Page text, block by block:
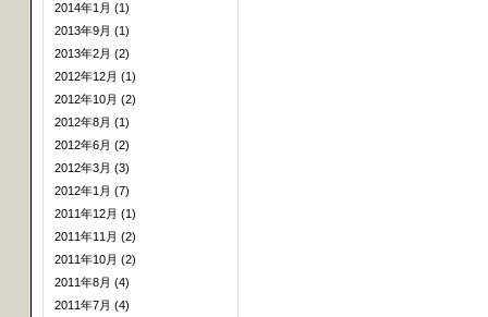
2014年1月 (1)
2013年9月 (1)
2013年2月 (2)
2012年12月 (1)
2012年10月 (2)
2012年8月 (1)
2012年6月 (2)
2012年3月 (3)
2012年1月 (7)
2011年12月 (1)
2011年11月 (2)
2011年10月 (2)
2011年8月 (4)
2011年7月 (4)